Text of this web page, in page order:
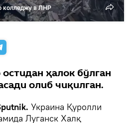
колледжу в ЛНР
ҳалок бўлган
олиб чиқилган.
Украина Қуролли
Луганск Халқ